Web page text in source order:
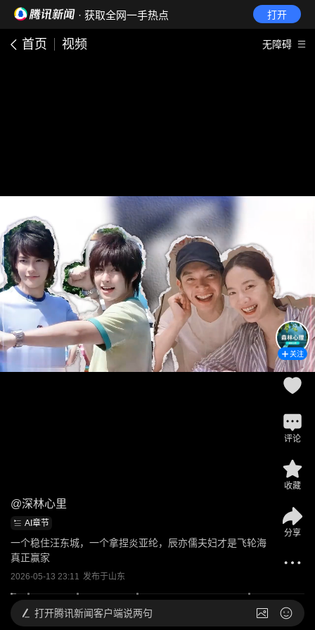
· 获取全网一手热点 打开
首页 视频 无障碍
@深林心里
AI章节
一个稳住汪东城，一个拿捏炎亚纶，辰亦儒夫妇才是飞轮海
真正赢家
2026-05-13 23:11 发布于山东
关注
评论
收藏
分享
打开腾讯新闻客户端说两句